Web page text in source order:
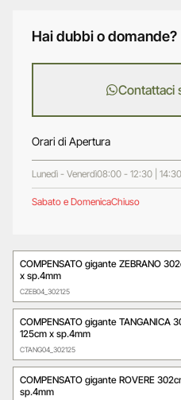
Hai dubbi o domande?
Contattaci
Orari di Apertura
Lunedì - Venerdì08:00 - 12:30 |
Sabato e DomenicaChiuso
COMPENSATO gigante ZEBRANO
x sp.4mm
CZEB04_302125
COMPENSATO gigante TANGANICA
125cm x sp.4mm
CTANG04_302125
COMPENSATO gigante ROVERE
sp.4mm